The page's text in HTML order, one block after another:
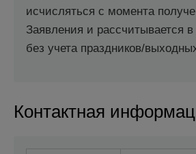
исчисляться с момента
Заявления и рассчитывается
без учета праздников/
Контактная